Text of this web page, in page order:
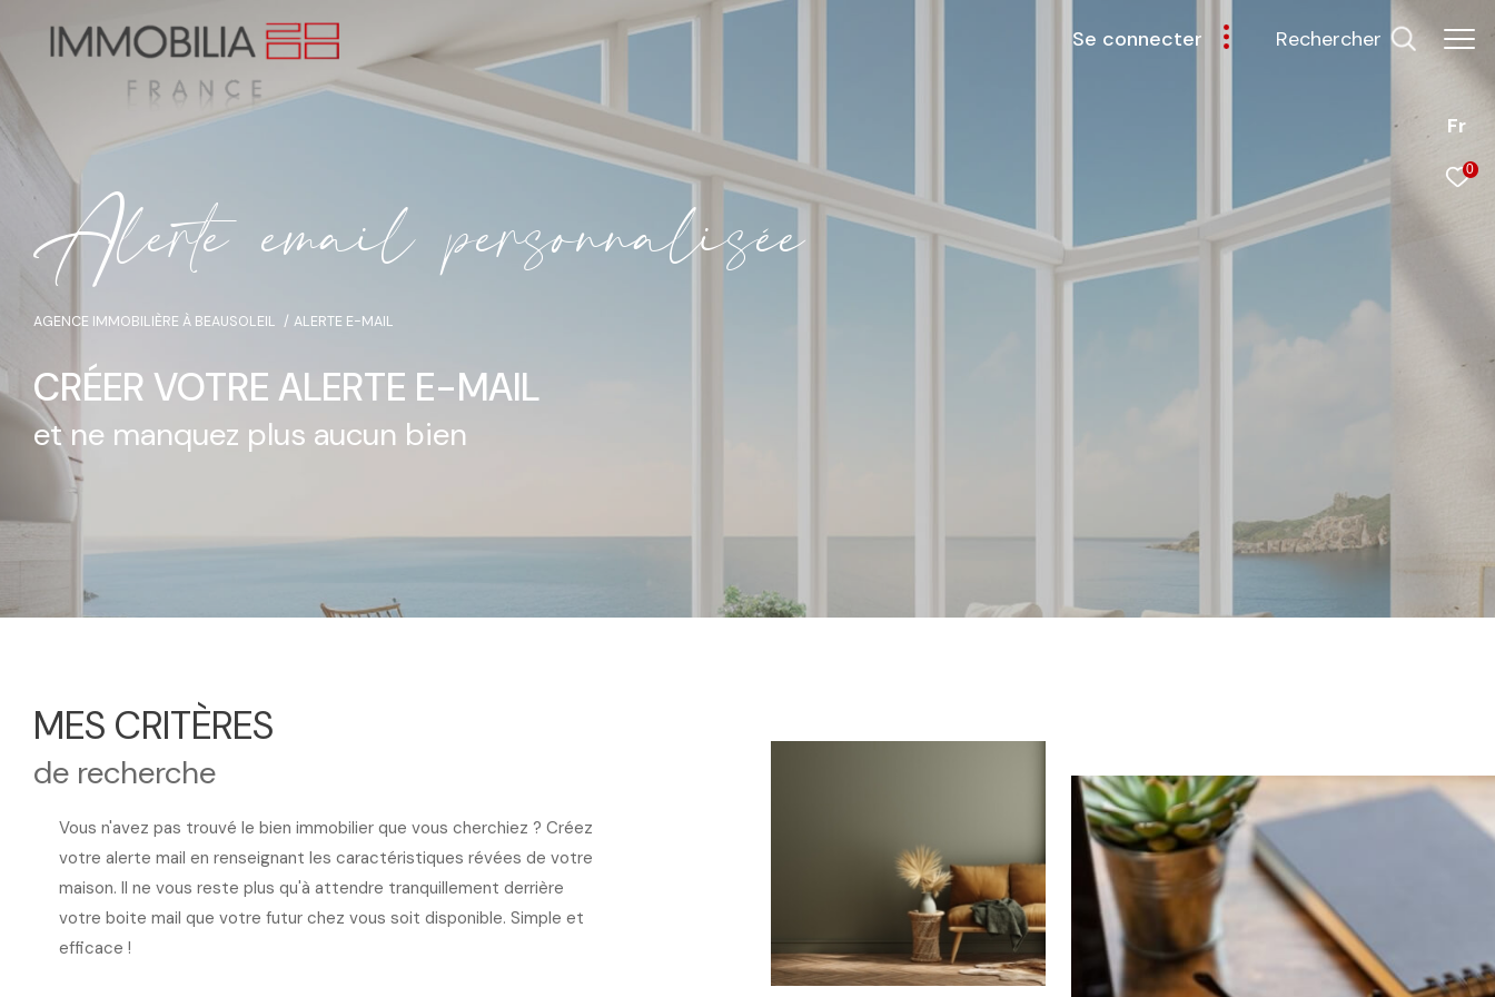
Fr
0
se connecter rechercher
Alerte email personnalisée
AGENCE IMMOBILIÈRE À BEAUSOLEIL ALERTE E-MAIL
CRÉER VOTRE ALERTE E-MAIL
et ne manquez plus aucun bien
MES CRITÈRES
de recherche
Vous n'avez pas trouvé le bien immobilier que vous cherchiez ? Créez
votre alerte mail en renseignant les caractéristiques révées de votre
maison. Il ne vous reste plus qu'à attendre tranquillement derrière
votre boite mail que votre futur chez vous soit disponible. Simple et
efficace !